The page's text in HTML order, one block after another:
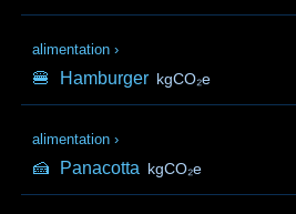
alimentation ›
🍔 Hamburger kgCO₂e
alimentation ›
🍰 Panacotta kgCO₂e